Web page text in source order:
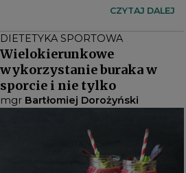
soku z buraka są azotany,
produkt ich przekształceń,
czyli tlenek azotu (NO, ang.
Nitric oxide). Zastosowanie
różnych produktów z buraka
jest coraz bardziej popularne
wśród sportowców z
powodu poprawy zdolności
wysiłkowych oraz
CZYTAJ DALEJ
DIETETYKA SPORTOWA
Wielokierunkowe
wykorzystanie buraka w
sporcie i nie tylko
mgr Bartłomiej Dorożyński